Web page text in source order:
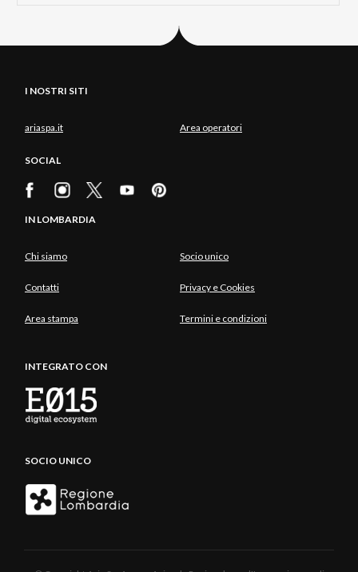
I NOSTRI SITI
ariaspa.it Area operatori
SOCIAL
IN LOMBARDIA
Chi siamo Socio unico
Contatti Privacy e Cookies
Area stampa Termini e condizioni
INTEGRATO CON
SOCIO UNICO